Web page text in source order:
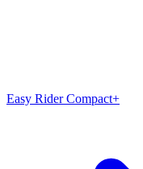
Easy Rider Compact+